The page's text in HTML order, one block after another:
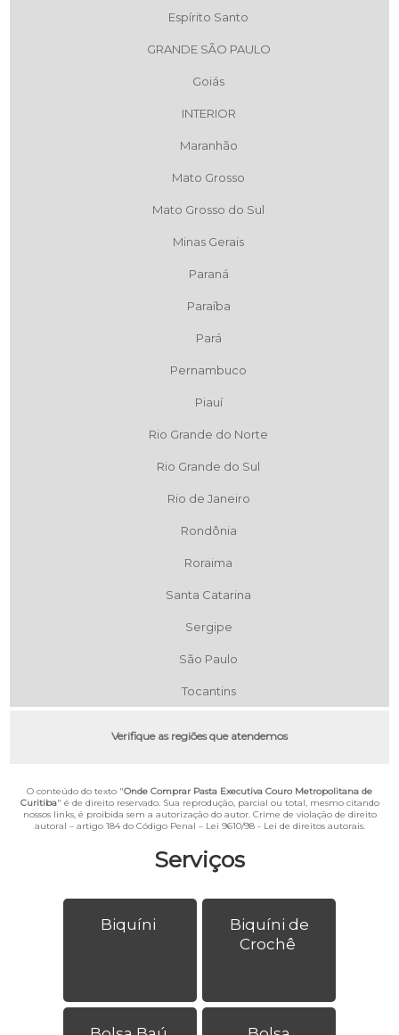
Serviços
Biquíni
Biquíni de
Crochê
Espírito Santo
GRANDE SÃO PAULO
Goiás
INTERIOR
Maranhão
Mato Grosso
Mato Grosso do Sul
Minas Gerais
Paraná
Paraíba
Pará
Pernambuco
Piauí
Rio Grande do Norte
Rio Grande do Sul
Rio de Janeiro
Rondônia
Roraima
Santa Catarina
Sergipe
São Paulo
Tocantins
Verifique as regiões que atendemos
O conteúdo do texto "Onde Comprar Pasta Executiva Couro Metropolitana de
Curitiba" é de direito reservado. Sua reprodução, parcial ou total, mesmo citando
nossos links, é proibida sem a autorização do autor. Crime de violação de direito
autoral – artigo 184 do Código Penal – Lei 9610/98 - Lei de direitos autorais.